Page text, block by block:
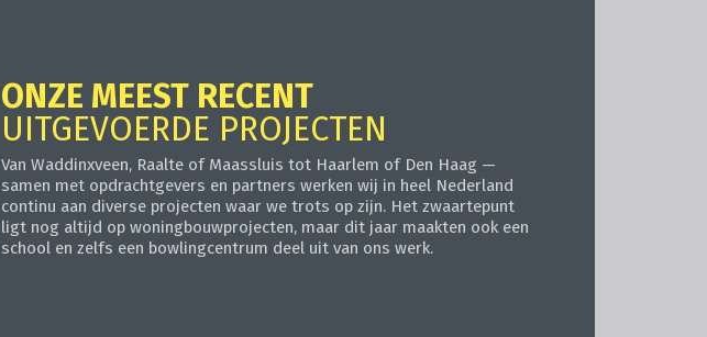
ONZE MEEST RECENT
UITGEVOERDE PROJECTEN
Van Waddinxveen, Raalte of Maassluis tot Haarlem of Den Haag —
samen met opdrachtgevers en partners werken wij in heel Nederland
continu aan diverse projecten waar we trots op zijn. Het zwaartepunt
ligt nog altijd op woningbouwprojecten, maar dit jaar maakten ook een
school en zelfs een bowlingcentrum deel uit van ons werk.